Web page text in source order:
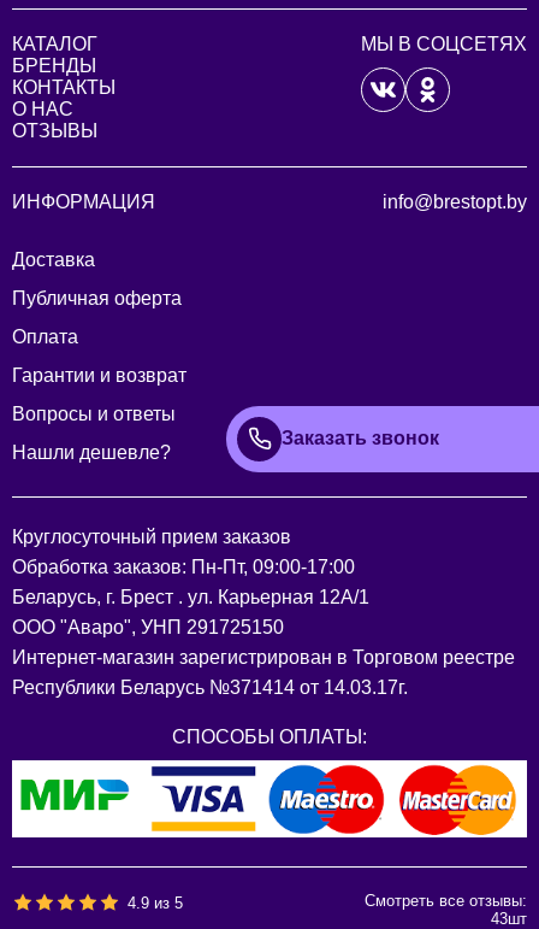
КАТАЛОГ
БРЕНДЫ
КОНТАКТЫ
О НАС
ОТЗЫВЫ
МЫ В СОЦСЕТЯХ
ИНФОРМАЦИЯ
Доставка
Публичная оферта
Оплата
Гарантии и возврат
Вопросы и ответы
Нашли дешевле?
info@brestopt.by
Заказать звонок
Круглосуточный прием заказов
Обработка заказов: Пн-Пт, 09:00-17:00
Беларусь, г. Брест . ул. Карьерная 12А/1
ООО "Аваро", УНП 291725150
Интернет-магазин зарегистрирован в Торговом реестре
Республики Беларусь №371414 от 14.03.17г.
СПОСОБЫ ОПЛАТЫ:
4.9 из5
Смотреть все отзывы:
43шт